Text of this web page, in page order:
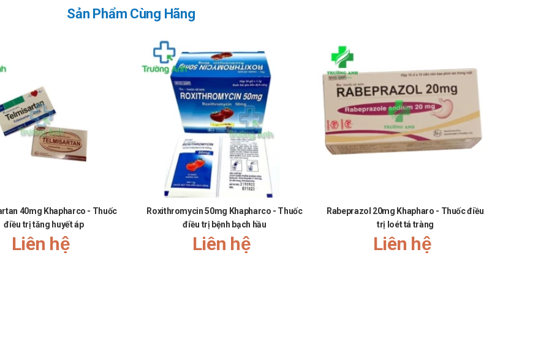
cấp cứu 115 hoặc đến trạm Y tế địa phương gần nhất.
loại thuốc bạn đã dùng, bao gồm cả thuốc kê toa và thuốc không kê toa.
tiếp, dưới 30 độ C.
Sản Phẩm Cùng Hãng
40mg Khapharco - Thuốc
điều trị tăng huyết áp
Liên hệ
Roxithromycin 50mg Khapharco - Thuốc
điều trị bệnh bạch hầu
Liên hệ
Rabeprazol 20mg Khapharo - Thuốc điều
trị loét tá tràng
Liên hệ